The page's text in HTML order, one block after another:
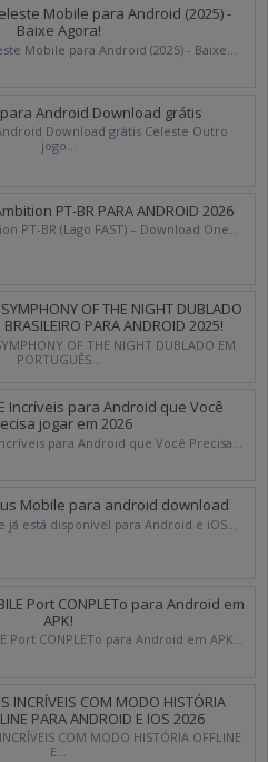
Mobile para Android (2025) -
Baixe Agora!
Mobile para Android (2025) - Baixe...
para Android Download grátis
Download grátis Celeste Outro
jogo...
PT-BR PARA ANDROID 2026
PT-BR (Lago FAST) – Download One...
OF THE NIGHT DUBLADO
PARA ANDROID 2025!
OF THE NIGHT DUBLADO EM
PORTUGUÊS...
Incríveis para Android que Você
jogar em 2026
para Android que Você Precisa...
Mobile para android download
já está disponível para Android e iOS...
Port CONPLETo para Android em
APK!
Port CONPLETo para Android em APK...
INCRÍVEIS COM MODO HISTÓRIA
PARA ANDROID E IOS 2026
COM MODO HISTÓRIA OFFLINE
E...